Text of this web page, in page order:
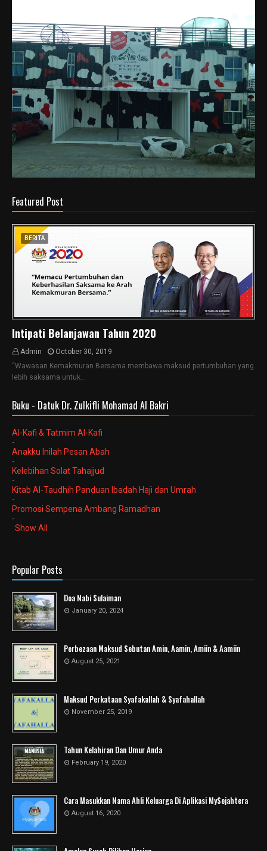
Featured Post
BERITA
Intipati Belanjawan Tahun 2020
Admin
October 30, 2019
“Wawasan Kemakmuran Bersama membawa maksud pertumbuhan yang
lebih saksama untuk…
Buku - Datuk Dr. Zulkifli Mohamad Al Bakri
Al-Kafi & Tatmim Al-Kafi
-
Anakku Inilah Pesan Abah
-
Kelebihan Solat Tahajjud
-
Kitab Al-Taudhih Panduan Ibadah Haji dan Umrah
-
Promosi Sempena Ambang Ramadhan
-
Show All
Popular Posts
Doa Nabi Sulaiman
January 20, 2024
Perbezaan Maksud Sebutan Amin, Aamin, Amiin & Aamiin
August 25, 2021
Maksud Perkataan Syafakallah & Syafahallah
November 25, 2019
Tahun Kelahiran Dan Umur Anda
February 19, 2020
Cara Masukkan Nama Ahli Keluarga Di Aplikasi MySejahtera
August 16, 2020